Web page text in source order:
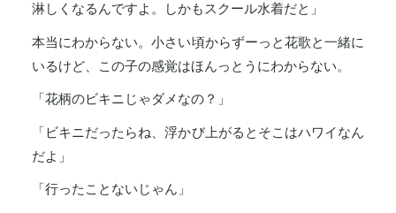
淋しくなるんですよ。しかもスクール水着だと」
本当にわからない。小さい頃からずーっと花歌と一緒に
いるけど、この子の感覚はほんっとうにわからない。
「花柄のビキニじゃダメなの？」
「ビキニだったらね、浮かび上がるとそこはハワイなん
だよ」
「行ったことないじゃん」